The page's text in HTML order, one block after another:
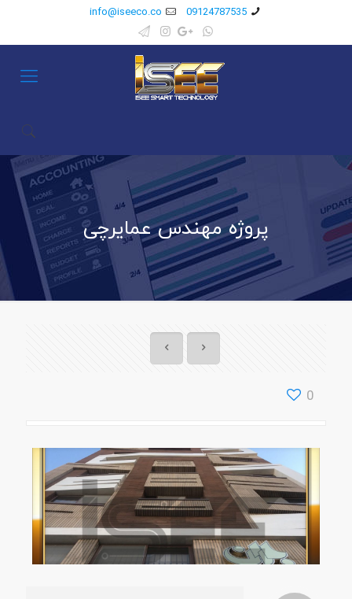
09124787535
info@iseeco.co
پروژه مهندس عمایرچی
0